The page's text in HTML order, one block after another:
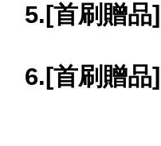
首刷贈品]
首刷贈品]